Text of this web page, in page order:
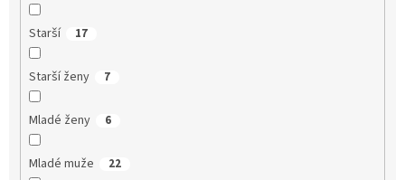
Starší 17
Starší ženy 7
Mladé ženy 6
Mladé muže 22